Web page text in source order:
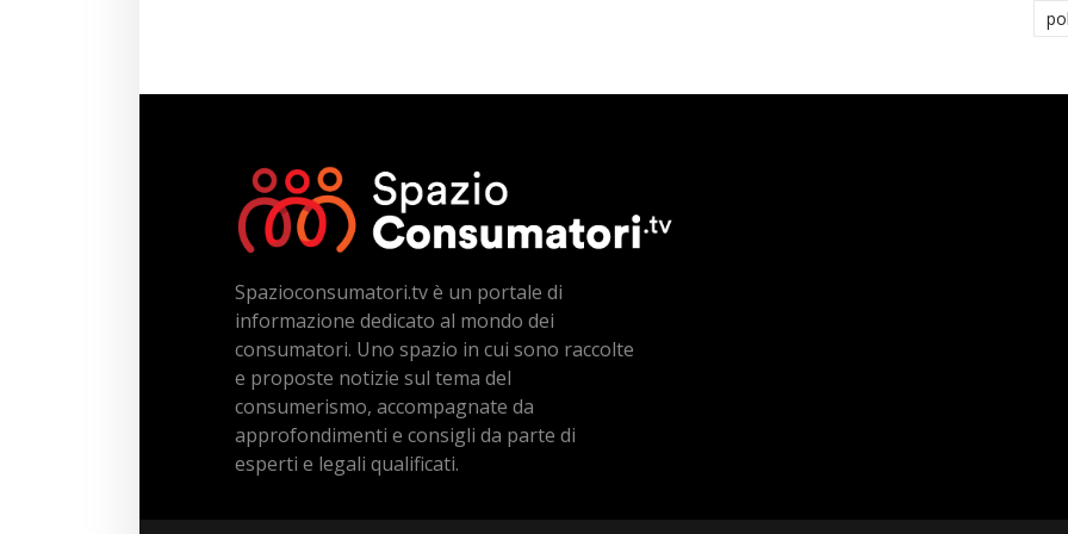
Spazioconsumatori.tv è un portale di
informazione dedicato al mondo dei
consumatori. Uno spazio in cui sono raccolte
e proposte notizie sul tema del
consumerismo, accompagnate da
approfondimenti e consigli da parte di
esperti e legali qualificati.